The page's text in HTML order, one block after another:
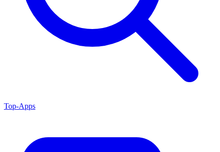
Top-Apps